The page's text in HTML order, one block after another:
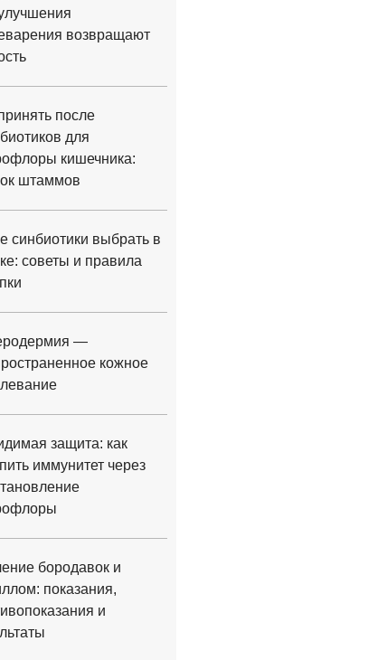
возвращают
после
для
кишечника:
штаммов
синбиотики выбрать в
советы и правила
—
кожное
защита: как
иммунитет через
бородавок и
показания,
и